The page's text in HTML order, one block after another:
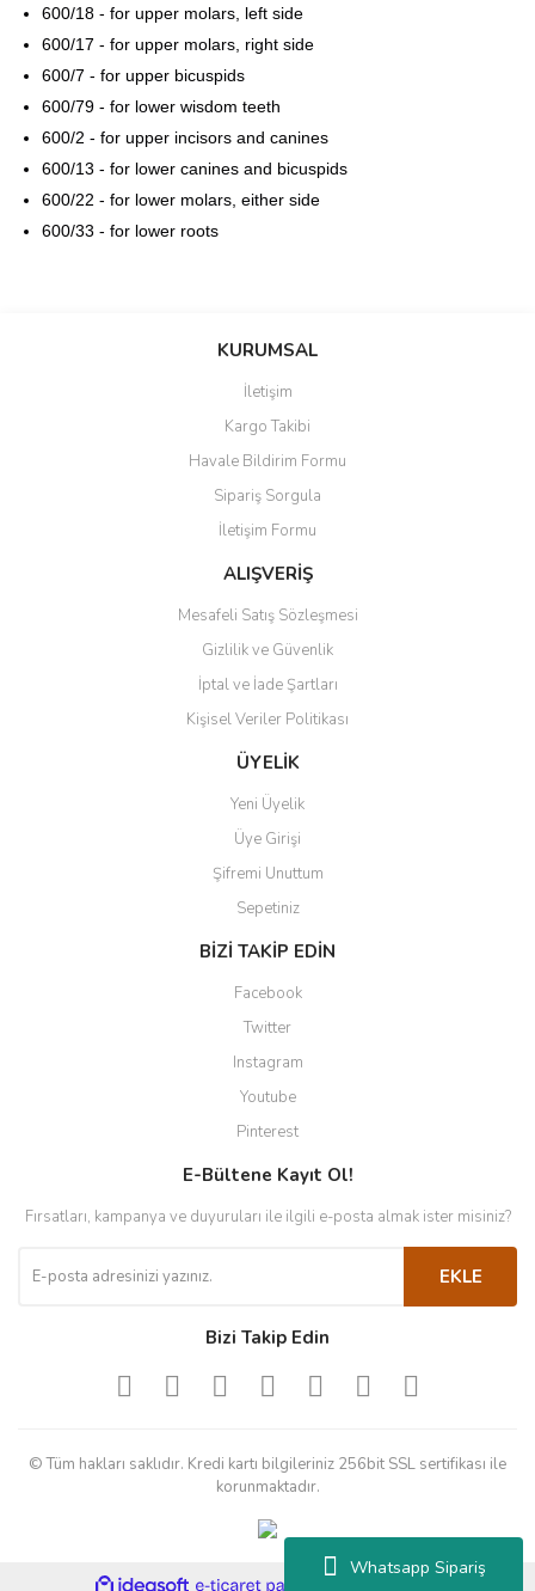
Whatsapp Sipariş
600/18 - for upper molars, left side
600/17 - for upper molars, right side
600/7 - for upper bicuspids
600/79 - for lower wisdom teeth
600/2 - for upper incisors and canines
600/13 - for lower canines and bicuspids
600/22 - for lower molars, either side
600/33 - for lower roots
Bu ürüne ilk yorumu siz yapın!
Ürün resmi kalitesiz, bozuk veya görüntülenemiyor.
Ürün açıklamasında eksik bilgiler bulunuyor.
Ürün bilgilerinde hatalar bulunuyor.
Ürün fiyatı diğer sitelerden daha pahalı.
Bu ürüne benzer farklı alternatifler olmalı.
Gönder
KURUMSAL
İletişim
Kargo Takibi
Havale Bildirim Formu
Sipariş Sorgula
İletişim Formu
ALIŞVERİŞ
Mesafeli Satış Sözleşmesi
Gizlilik ve Güvenlik
İptal ve İade Şartları
Kişisel Veriler Politikası
ÜYELİK
Yeni Üyelik
Üye Girişi
Şifremi Unuttum
Sepetiniz
BİZİ TAKİP EDİN
Facebook
Twitter
Instagram
Youtube
Pinterest
E-Bültene Kayıt Ol!
Fırsatları, kampanya ve duyuruları ile ilgili e-posta almak ister misiniz?
EKLE
Bizi Takip Edin
© Tüm hakları saklıdır. Kredi kartı bilgileriniz 256bit SSL sertifikası ile
korunmaktadır.
ideasoft